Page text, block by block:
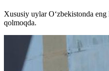
Xususiy uylar O‘zbekistonda
qolmoqda.